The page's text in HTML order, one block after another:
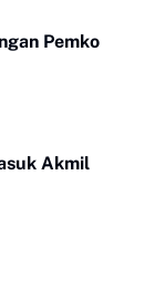
Pemko
Akmil